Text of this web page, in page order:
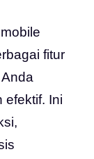
fitur
efektif. Ini